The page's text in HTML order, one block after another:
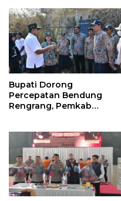
Bupati Dorong
Percepatan Bendung
Rengrang, Pemkab
Petani